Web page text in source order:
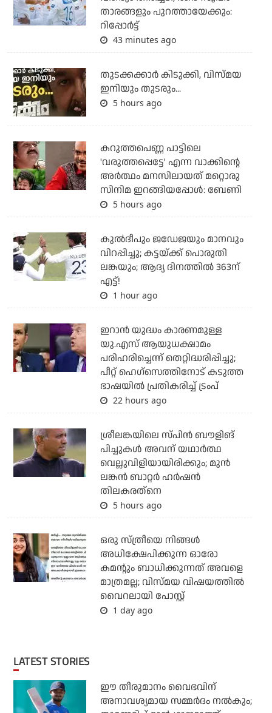
താരങ്ങളും പുറത്തായേക്കും:
റിപ്പോര്‍ട്ട്
43 minutes ago
തുടക്കക്കാര്‍ കിടുക്കി, വിസ്മയ
ഇനിയും തുടരും...
5 hours ago
കറുത്തപെണ്ണ പാട്ടിലെ
'വരുത്തപ്പെട്ടേ' എന്ന വാക്കിന്റെ
അർത്ഥം മനസിലായത് മറ്റൊരു
സിനിമ ഇറങ്ങിയപ്പോൾ: ബേണി
5 hours ago
കുല്‍ദീപും ജഡേജയും മാനവും
വിറപ്പിച്ചു; കട്ടയ്ക്ക് പൊരുതി
ലങ്കയും; ആദ്യ ദിനത്തില്‍ 363ന്
എട്ട്!
1 hour ago
ഇറാന്‍ യുദ്ധം കാരണമുള്ള
യു.എസ് ആയുധക്ഷാമം
പരിഹരിച്ചെന്ന് തെറ്റിദ്ധരിപ്പിച്ചു;
പീറ്റ് ഹെഗ്‌സെത്തിനോട് കടുത്ത
ഭാഷയില്‍ പ്രതികരിച്ച് ട്രംപ്
22 hours ago
ശ്രീലങ്കയിലെ സ്പിന്‍ ബൗളിങ്
പിച്ചുകള്‍ അവന് യഥാര്‍ത്ഥ
വെല്ലുവിളിയായിരിക്കും; മുന്‍
ലങ്കന്‍ ബാറ്റര്‍ ഹര്‍ഷന്‍
തിലകരത്‌നെ
5 hours ago
ഒരു സ്ത്രീയെ നിങ്ങള്‍
അധിക്ഷേപിക്കുന്ന ഓരോ
കമന്റും ബാധിക്കുന്നത് അവളെ
മാത്രമല്ല; വിസ്മയ വിഷയത്തില്‍
വൈറലായി പോസ്റ്റ്
1 day ago
LATEST STORIES
ഈ തീരുമാനം വൈഭവിന്
അനാവശ്യമായ സമ്മര്‍ദം നല്‍കും;